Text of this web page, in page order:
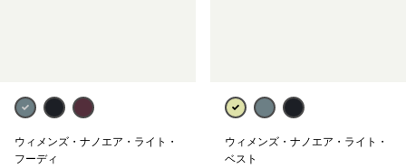
ウィメンズ・ナノエア・ライト・
フーディ
ウィメンズ・ナノエア・ライト・
ベスト